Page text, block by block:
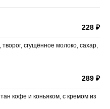
228 ₽
сгущённое молоко, сахар,
289 ₽
кофе и коньяком, с кремом из